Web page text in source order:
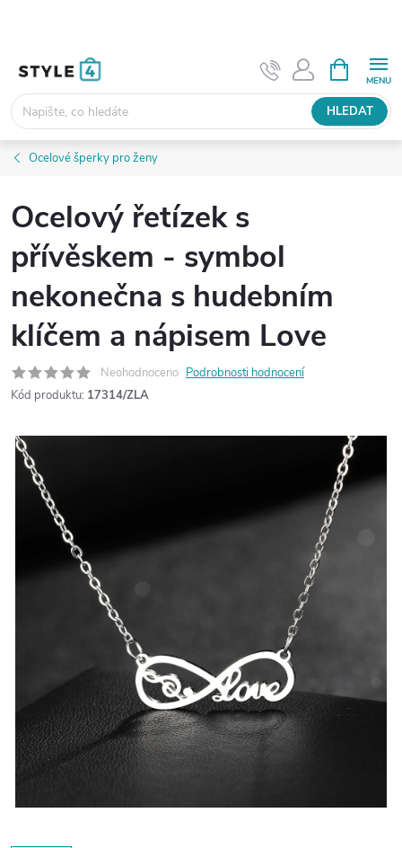
HLEDAT
NÁKUPNÍ
KOŠÍK
Ocelové šperky pro ženy
Ocelový řetízek s
přívěskem - symbol
nekonečna s hudebním
klíčem a nápisem Love
Neohodnoceno Podrobnosti hodnocení
Kód produktu: 17314/ZLA